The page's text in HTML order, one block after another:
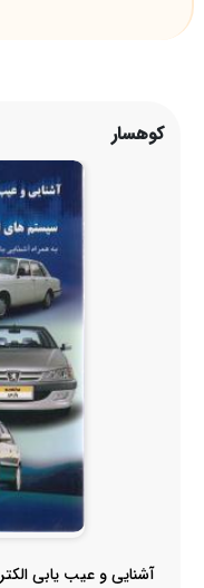
کوهسار
آشنایی و عیب یابی الکترونیک پژو 405 ،